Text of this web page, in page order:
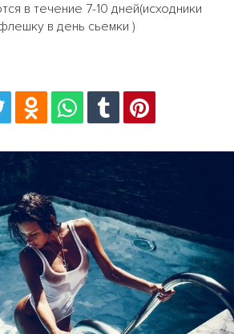
в течение 7-10 дней(исходники
в день сьемки )